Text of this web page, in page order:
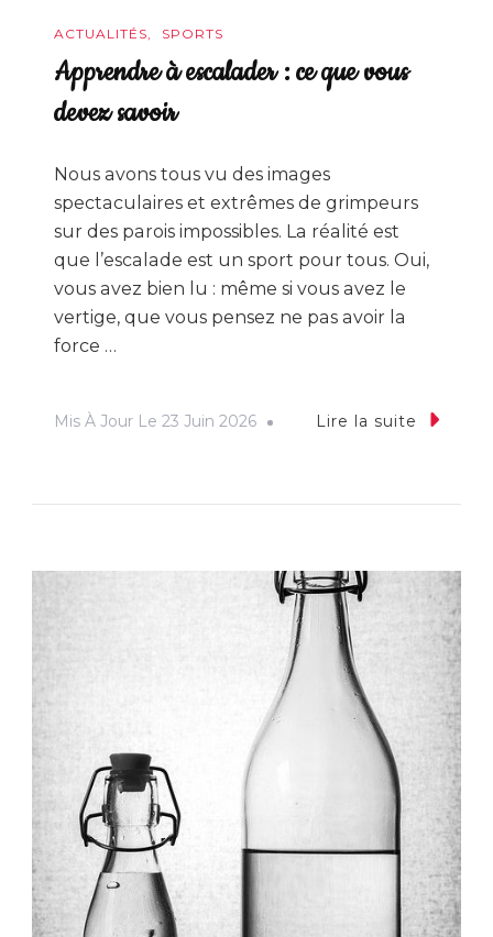
ACTUALITÉS SPORTS
Apprendre à escalader : ce que vous
devez savoir
Nous avons tous vu des images
spectaculaires et extrêmes de grimpeurs
sur des parois impossibles. La réalité est
que l’escalade est un sport pour tous. Oui,
vous avez bien lu : même si vous avez le
vertige, que vous pensez ne pas avoir la
force …
Mis À Jour Le 23 Juin 2026 Lire la suite